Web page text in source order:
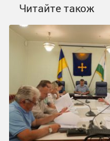
Читайте також